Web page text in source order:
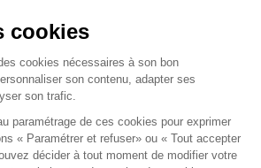
/ Accessoires